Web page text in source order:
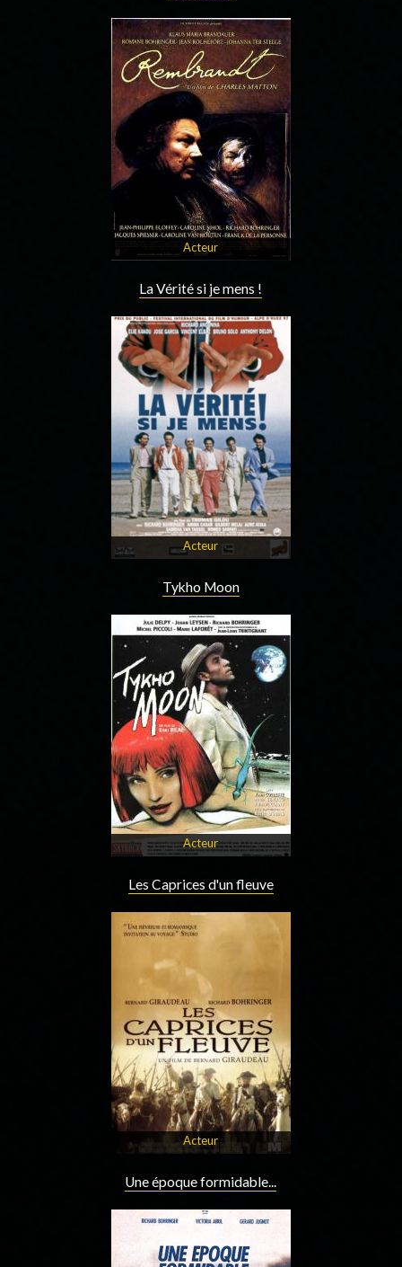
Acteur
La Vérité si je mens !
Acteur
Tykho Moon
Acteur
Les Caprices d'un fleuve
Acteur
Une époque formidable...